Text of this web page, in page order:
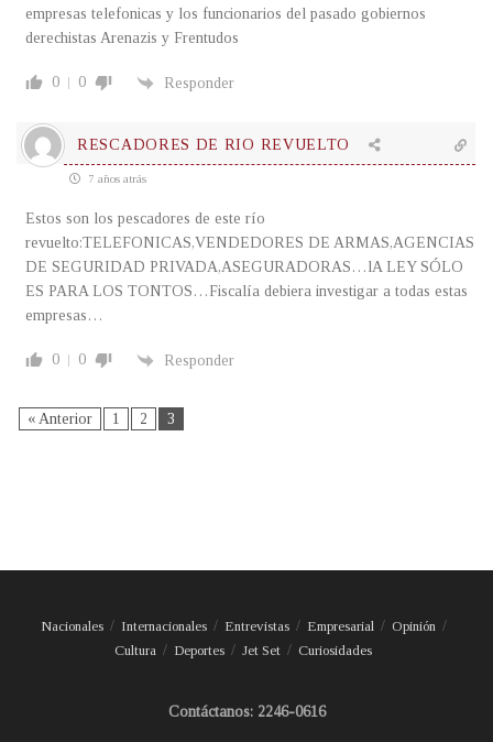
empresas telefonicas y los funcionarios del pasado gobiernos
derechistas Arenazis y Frentudos
0 0 Responder
RESCADORES DE RIO REVUELTO
7 años atrás
Estos son los pescadores de este río
revuelto:TELEFONICAS,VENDEDORES DE ARMAS,AGENCIAS
DE SEGURIDAD PRIVADA,ASEGURADORAS…lA LEY SÓLO
ES PARA LOS TONTOS…Fiscalía debiera investigar a todas estas
empresas…
0 0 Responder
« Anterior 1 2 3
Nacionales Internacionales Entrevistas Empresarial
Opinión
Cultura
Deportes Jet Set Curiosidades
Contáctanos: 2246-0616